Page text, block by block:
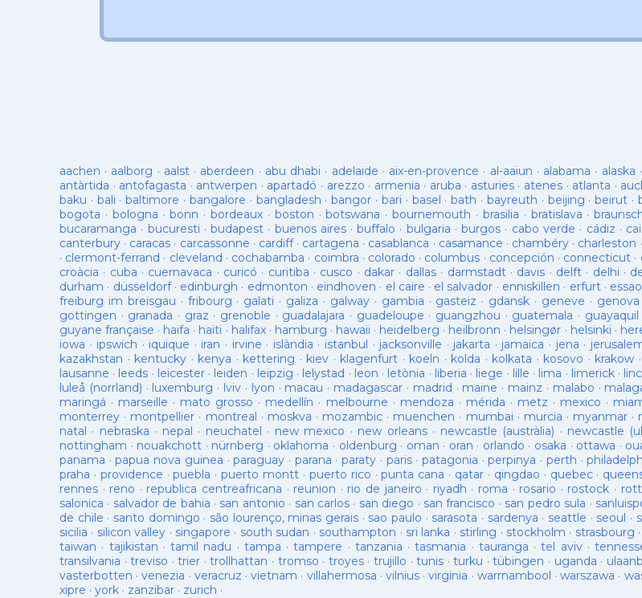
aachen · aalborg · aalst· aberdeen · abu dhabi · adelaide · aix-en-provence · al-aaiun · alabama · alaska ·
antàrtida · antofagasta · antwerpen · apartadó · arezzo · armenia · aruba · asturies· atenes · atlanta ·
baku · bali ·baltimore · bangalore · bangladesh ·bangor · bari · basel ·bath · bayreuth · beijing ·beirut ·
bogota · bologna ·bonn ·bordeaux · boston ·botswana ·bournemouth · brasilia · bratislava ·
bucaramanga · bucuresti · budapest · buenos aires·buffalo · bulgaria ·burgos · cabo verde · cádiz ·
canterbury · caracas · carcassonne · cardiff· cartagena · casablanca · casamance · chambéry · charleston ·
· clermont-ferrand · cleveland · cochabamba · coimbra · colorado · columbus · concepción · connecticut ·
croàcia · cuba · cuernavaca · curicó · curitiba · cusco · dakar · dallas· darmstadt· davis · delft· delhi ·
durham · düsseldorf· edinburgh · edmonton · eindhoven · el caire · el salvador · enniskillen · erfurt·
freiburg im breisgau · fribourg · galati · galiza · galway· gambia · gasteiz · gdansk · geneve · genova
gottingen · granada · graz · grenoble · guadalajara · guadeloupe · guangzhou · guatemala · guayaquil
guyane française · haifa · haiti · halifax· hamburg · hawaii · heidelberg · heilbronn · helsingør · helsinki ·
iowa · ipswich · iquique · iran · irvine · islàndia · istanbul · jacksonville · jakarta · jamaica · jena ·
kazakhstan · kentucky · kenya · kettering · kiev · klagenfurt · koeln · kolda · kolkata · kosovo · krakow ·
lausanne · leeds · leicester· leiden · leipzig · lelystad · leon · letònia · liberia · liege · lille · lima · limerick·
luleå (norrland) · luxemburg · lviv · lyon · macau · madagascar · madrid · maine · mainz · malabo ·
maringá · marseille · mato grosso · medellín · melbourne · mendoza · mérida · metz · mexico ·
monterrey · montpellier · montreal · moskva · mozambic · muenchen · mumbai · murcia · myanmar ·
natal · nebraska · nepal · neuchatel · new mexico · new orleans· newcastle (austràlia) · newcastle
nottingham · nouakchott · nürnberg · oklahoma · oldenburg · oman · oran · orlando · osaka · ottawa ·
panama ·papua nova guinea ·paraguay · parana ·paraty · paris· patagonia ·perpinya · perth ·
praha · providence ·puebla ·puerto montt · puerto rico ·punta cana · qatar · qingdao · quebec·
rennes · reno · republica centreafricana · reunion · rio de janeiro · riyadh · roma · rosario · rostock ·
salonica · salvador de bahia · san antonio · san carlos · san diego · san francisco · san pedro sula ·
de chile · santo domingo · são lourenço, minas gerais· sao paulo · sarasota · sardenya · seattle · seoul ·
sicilia · silicon valley · singapore · south sudan · southampton · sri lanka · stirling · stockholm · strasbourg ·
taiwan · tajikistan ·tamil nadu · tampa ·tampere · tanzania ·tasmania · tauranga ·tel aviv·
transilvania ·treviso ·trier ·trollhattan · tromso · troyes· trujillo ·tunis ·turku ·tübingen · uganda ·
vasterbotten ·venezia · veracruz ·vietnam · villahermosa · vilnius·virginia · warrnambool ·warszawa ·
xipre · york · zanzibar · zurich ·